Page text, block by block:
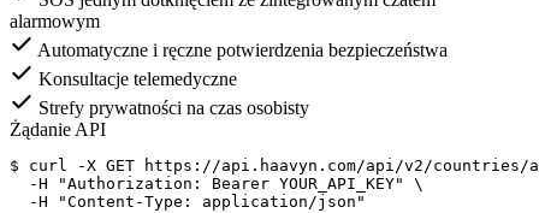
alarmowym
Automatyczne i ręczne potwierdzenia bezpieczeństwa
Konsultacje telemedyczne
Strefy prywatności na czas osobisty
Żądanie API
$ curl -X GET https://api.haavyn.com/api/v2/
  -H
"Authorization: Bearer YOUR_API_KEY"
\
  -H
"Content-Type: application/json"